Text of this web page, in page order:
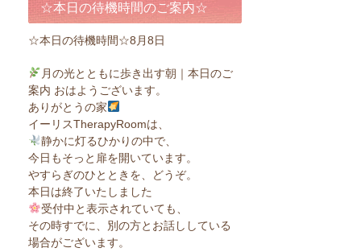
☆本日の待機時間のご案内☆
☆本日の待機時間☆8月8日
月の光とともに歩き出す朝｜本日のご
案内 おはようございます。
ありがとうの家
イーリスTherapyRoomは、
静かに灯るひかりの中で、
今日もそっと扉を開いています。
やすらぎのひとときを、どうぞ。
本日は終了いたしました
受付中と表示されていても、
その時すでに、別の方とお話ししている
場合がございます。